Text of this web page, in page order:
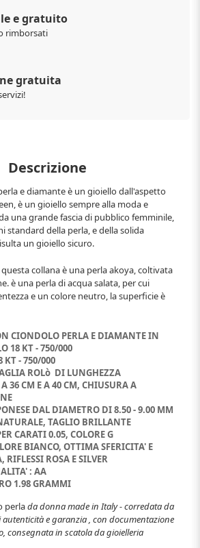
e gratuito
rimborsati
gratuita
Descrizione
e diamante è un gioiello dall'aspetto
è un gioiello sempre alla moda e
una grande fascia di pubblico femminile,
standard della perla, e della solida
un gioiello sicuro.
collana è una perla akoya, coltivata
è una perla di acqua salata, per cui
e un colore neutro, la superficie è
CIONDOLO PERLA E DIAMANTE IN
18 KT - 750/000
KT - 750/000
ROLò DI LUNGHEZZA
36 CM E A 40 CM, CHIUSURA A
DAL DIAMETRO DI 8.50 - 9.00 MM
TAGLIO BRILLANTE
CARATI 0.05, COLORE G
BIANCO, OTTIMA SFERICITA' E
RIFLESSI ROSA E SILVER
: AA
1.98 GRAMMI
perlada donna made in Italy - corredata da
autenticità e garanzia , con documentazione
consegnata in scatola da gioielleria